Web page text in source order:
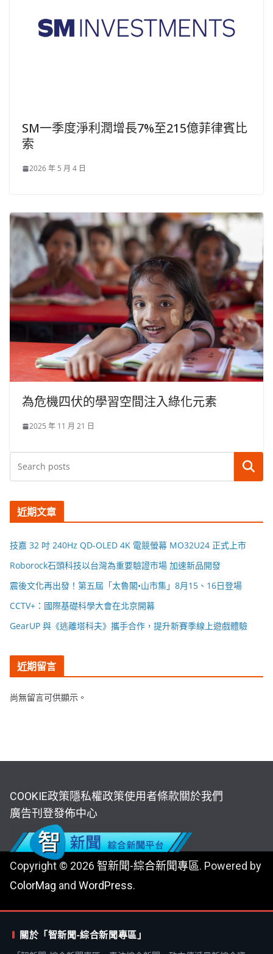
SM一季度淨利潤增長7%至215億菲律賓比
索
2026 年 5 月 4 日
為危機四伏的學習空間注入綠化元素
2025 年 11 月 21 日
搜尋
近期文章
技嘉 32 吋 240Hz QD-OLED 4K 電競螢幕 MO32U24 正式上市
Roborock石頭科技以台灣為重要驗證市場 加速新品開發
震後文化再出發！第五屆「太魯閣•山市集」8月15、16日登場
CCTV+：國際基礎科學大會在北京開幕
GearUP 與《逃離塔科夫》攜手合作，提升新賽季線上遊戲體驗
近期留言
尚無留言可供顯示。
COOKIE政策隱私權政策使用者條款關於我們
廣告刊登發佈中心
Copyright © 2026 智新聞-綜合新聞專區. Powered by
ColorMag and WordPress.
關於「智新聞-綜合新聞專區」